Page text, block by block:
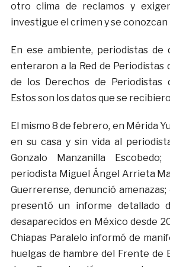
otro clima de reclamos y
investigue el crimen y se conozcan
En ese ambiente, periodistas de
enteraron a la Red de Periodistas
de los Derechos de Periodistas
Estos son los datos que se
El mismo 8 de febrero, en Mérida
en su casa y sin vida al
Gonzalo Manzanilla
periodista Miguel Ángel Arrieta
Guerrerense, denunció
presentó un informe detallado
desaparecidos en México desde
Chiapas Paralelo informó de
huelgas de hambre del Frente de